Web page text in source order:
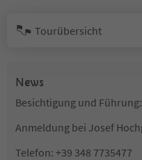
Tourübersicht
News
Besichtigung und Führung:
Anmeldung bei Josef
Telefon: +39 348 7735477